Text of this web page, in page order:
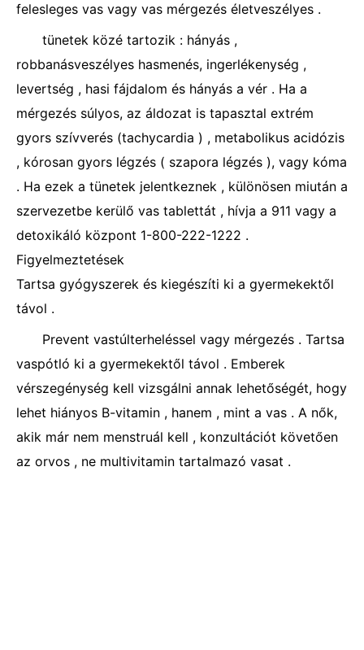
felesleges vas vagy vas mérgezés életveszélyes .
tünetek közé tartozik : hányás ,
robbanásveszélyes hasmenés, ingerlékenység ,
levertség , hasi fájdalom és hányás a vér . Ha a
mérgezés súlyos, az áldozat is tapasztal extrém
gyors szívverés (tachycardia ) , metabolikus acidózis
, kórosan gyors légzés ( szapora légzés ), vagy kóma
. Ha ezek a tünetek jelentkeznek , különösen miután a
szervezetbe kerülő vas tablettát , hívja a 911 vagy a
detoxikáló központ 1-800-222-1222 .
Figyelmeztetések
Tartsa gyógyszerek és kiegészíti ki a gyermekektől
távol .
Prevent vastúlterheléssel vagy mérgezés . Tartsa
vaspótló ki a gyermekektől távol . Emberek
vérszegénység kell vizsgálni annak lehetőségét, hogy
lehet hiányos B-vitamin , hanem , mint a vas . A nők,
akik már nem menstruál kell , konzultációt követően
az orvos , ne multivitamin tartalmazó vasat .